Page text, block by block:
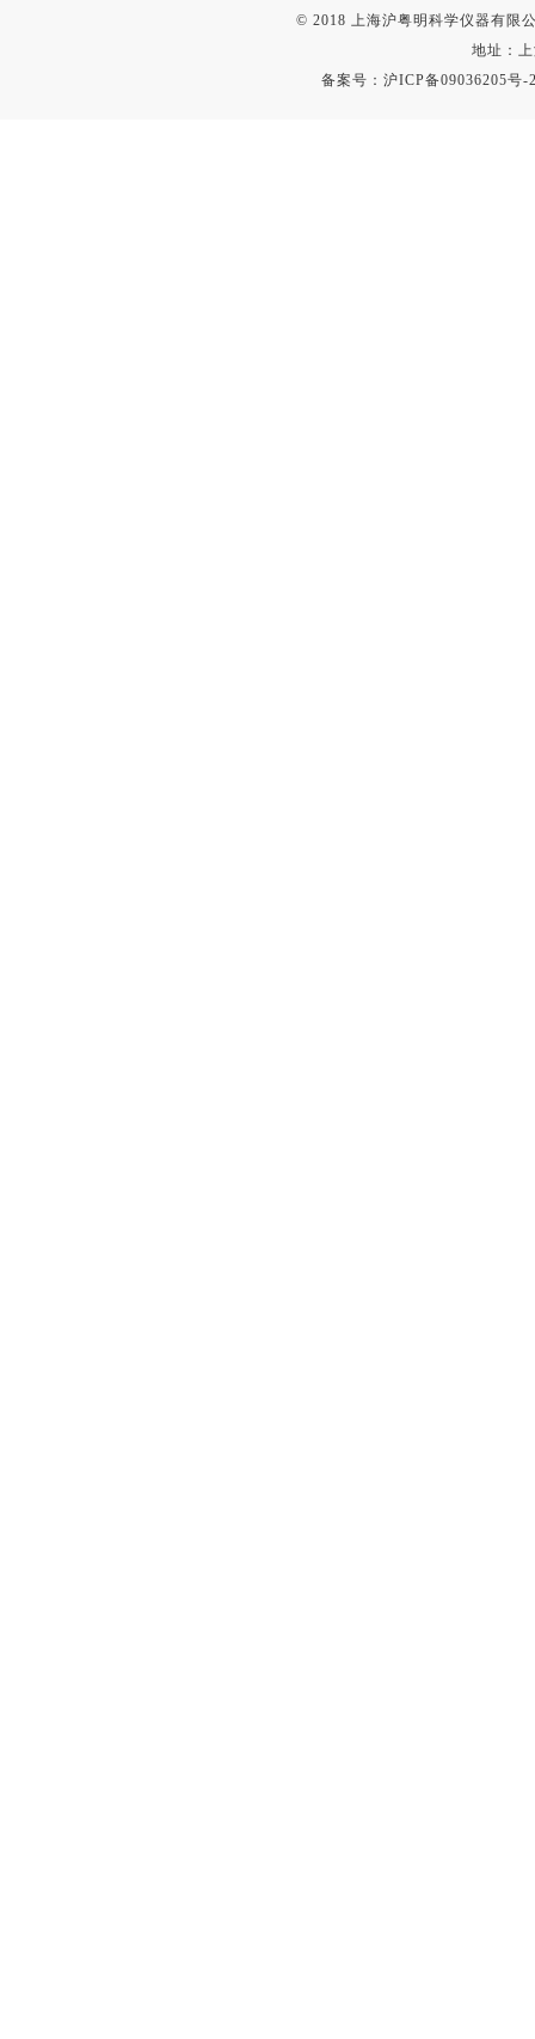
© 2018 上海沪粤明科学仪器有限
地址：
备案号：沪ICP备09036205号-